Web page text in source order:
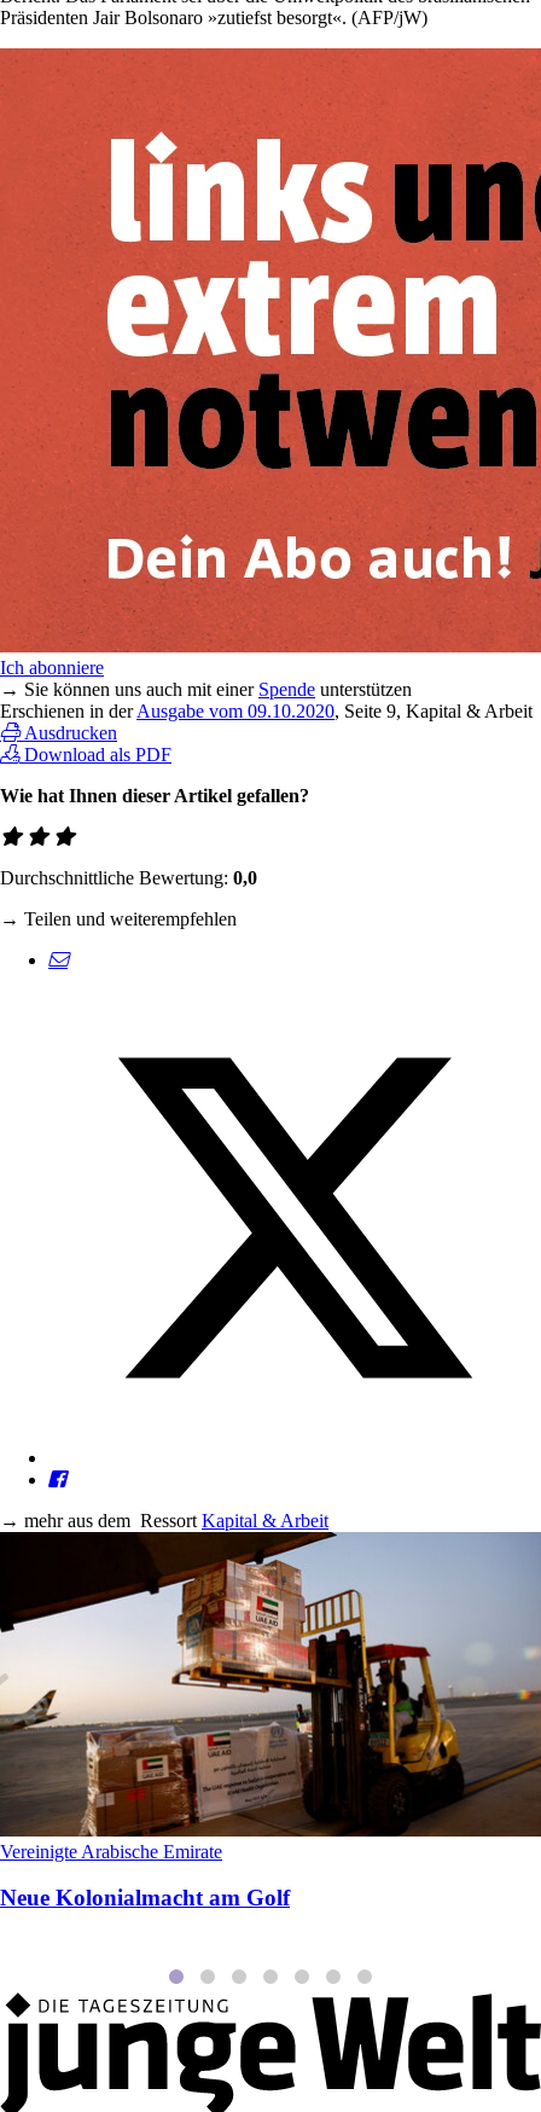
Präsidenten Jair Bolsonaro »zutiefst besorgt«. (AFP/jW)
Ich abonniere
→ Sie können uns auch mit einer Spende unterstützen
Erschienen in derAusgabe vom 09.10.2020, Seite 9, Kapital & Arbeit
Ausdrucken
Download als PDF
Wie hat Ihnen dieser Artikel gefallen?
Durchschnittliche Bewertung: 0,0
→ Teilen und weiterempfehlen
→ mehr aus dem Ressort Kapital & Arbeit
Vereinigte Arabische Emirate
Neue Kolonialmacht am Golf